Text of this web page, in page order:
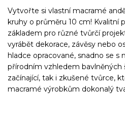
Vytvořte si vlastní macramé
kruhy o průměru 10 cm! Kvalitní
základem pro různé tvůrčí
vyrábět dekorace, závěsy nebo
hladce opracované, snadno se s
přírodním vzhledem bavlněných
začínající, tak i zkušené tvůrce,
macramé výrobkům dokonalý